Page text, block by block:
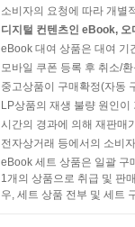
소비자의 요청에 따라 개별
디지털 컨텐츠인 eBook,
eBook 대여 상품은 대여 기
모바일 쿠폰 등록 후 취소/
중고상품이 구매확정(자동
LP상품의 재생 불량 원인
시간의 경과에 의해 재판매
전자상거래 등에서의 소비
eBook 세트 상품은 일괄 구
1개의 상품으로 취급 및 판
우, 세트 상품 전부 및 세트